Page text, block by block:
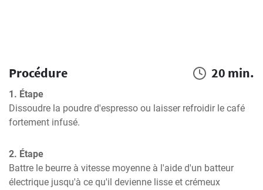
Procédure 20 min.
1. Étape
Dissoudre la poudre d'espresso ou laisser refroidir le café
fortement infusé.
2. Étape
Battre le beurre à vitesse moyenne à l'aide d'un batteur
électrique jusqu'à ce qu'il devienne lisse et crémeux